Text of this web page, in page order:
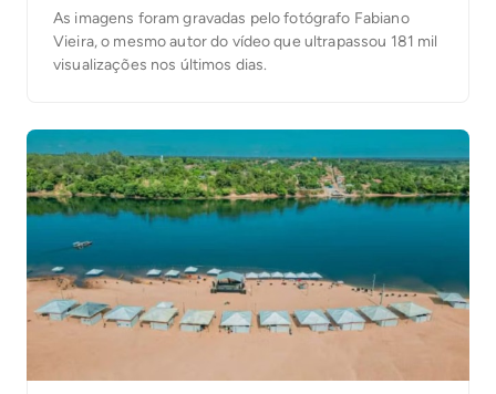
As imagens foram gravadas pelo fotógrafo Fabiano
Vieira, o mesmo autor do vídeo que ultrapassou 181 mil
visualizações nos últimos dias.